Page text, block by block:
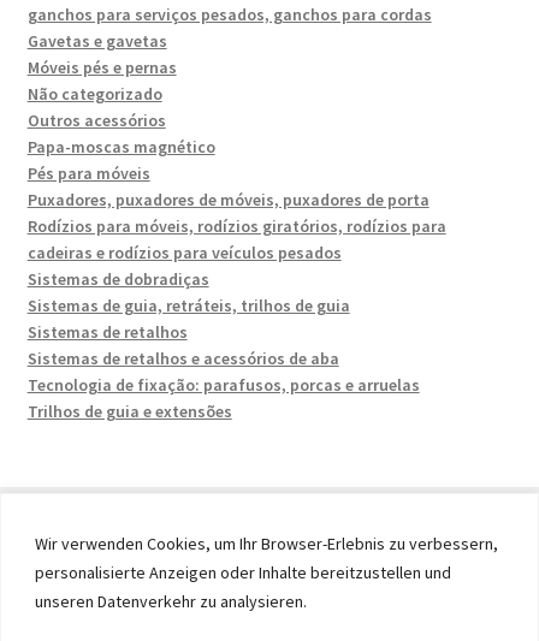
Wir verwenden Cookies, um Ihr Browser-Erlebnis zu verbessern,
personalisierte Anzeigen oder Inhalte bereitzustellen und
unseren Datenverkehr zu analysieren.
ganchos para serviços pesados, ganchos para cordas
Gavetas e gavetas
Móveis pés e pernas
Não categorizado
Outros acessórios
Papa-moscas magnético
Pés para móveis
Puxadores, puxadores de móveis, puxadores de porta
Rodízios para móveis, rodízios giratórios, rodízios para
cadeiras e rodízios para veículos pesados
Sistemas de dobradiças
Sistemas de guia, retráteis, trilhos de guia
Sistemas de retalhos
Sistemas de retalhos e acessórios de aba
Tecnologia de fixação: parafusos, porcas e arruelas
Trilhos de guia e extensões
© 2026 by UMAXO Germany, member of the ERUON Group.
High quality Fittings, mechanical Components and